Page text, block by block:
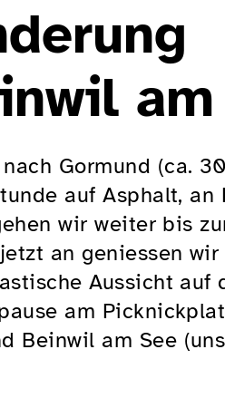
am
Gormund (ca.
auf Asphalt, an
wir weiter bis
an geniessen
Aussicht auf
am
Beinwil am See